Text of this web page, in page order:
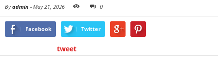
Byadmin - May 21, 2026 0
Facebook Twitter
tweet